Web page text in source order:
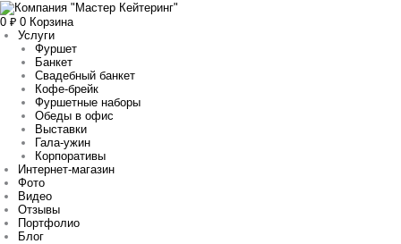
Перейти
к
содержимому
0 ₽ 0 Корзина
Услуги
Фуршет
Банкет
Свадебный банкет
Кофе-брейк
Фуршетные наборы
Обеды в офис
Выставки
Гала-ужин
Корпоративы
Интернет-магазин
Фото
Видео
Отзывы
Портфолио
Блог
Количество
товара
Стейк
гриле
мраморной
говядины
Прокрутка
вверх